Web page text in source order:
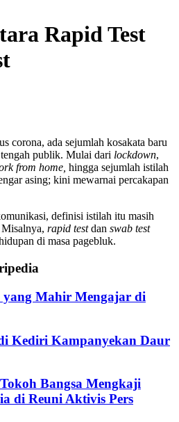
Rapid Test
corona, ada sejumlah kosakata baru
publik. Mulai dari lockdown,
from home, hingga sejumlah istilah
asing; kini mewarnai percakapan
definisi istilah itu masih
rapid testdan swab test
di masa pagebluk.
Mahir Mengajar di
Kediri Kampanyekan Daur
Bangsa Mengkaji
di Reuni Aktivis Pers